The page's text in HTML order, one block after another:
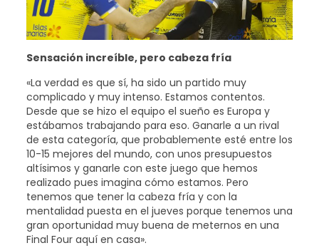
Sensación increíble, pero cabeza fría
«La verdad es que sí, ha sido un partido muy
complicado y muy intenso. Estamos contentos.
Desde que se hizo el equipo el sueño es Europa y
estábamos trabajando para eso. Ganarle a un rival
de esta categoría, que probablemente esté entre los
10-15 mejores del mundo, con unos presupuestos
altísimos y ganarle con este juego que hemos
realizado pues imagina cómo estamos. Pero
tenemos que tener la cabeza fría y con la
mentalidad puesta en el jueves porque tenemos una
gran oportunidad muy buena de meternos en una
Final Four aquí en casa».